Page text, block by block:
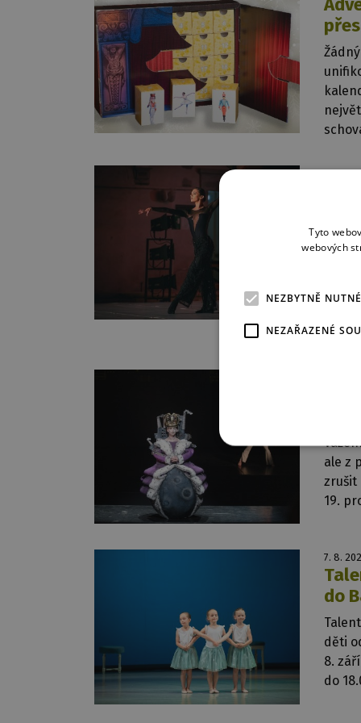
19. 10.
ale z
zrušit
19.
7. 8.
do
děti
8.
do
Tyto
webových
NEZBYTNĚ
NEZAŘAZENÉ